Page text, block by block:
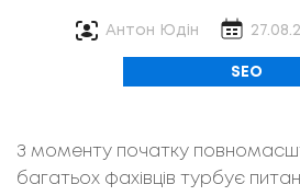
Антон Юдін
SEO
З моменту початку
багатьох фахівців турбує